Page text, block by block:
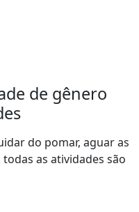
de gênero
do pomar, aguar as
as atividades são